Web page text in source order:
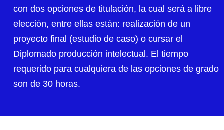
con dos opciones de titulación, la cual será a libre
elección, entre ellas están: realización de un
proyecto final (estudio de caso) o cursar el
Diplomado producción intelectual. El tiempo
requerido para cualquiera de las opciones de grado
son de 30 horas.